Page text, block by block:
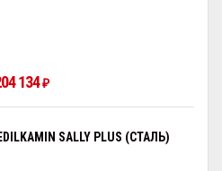
134₽
SALLY PLUS (СТАЛЬ)